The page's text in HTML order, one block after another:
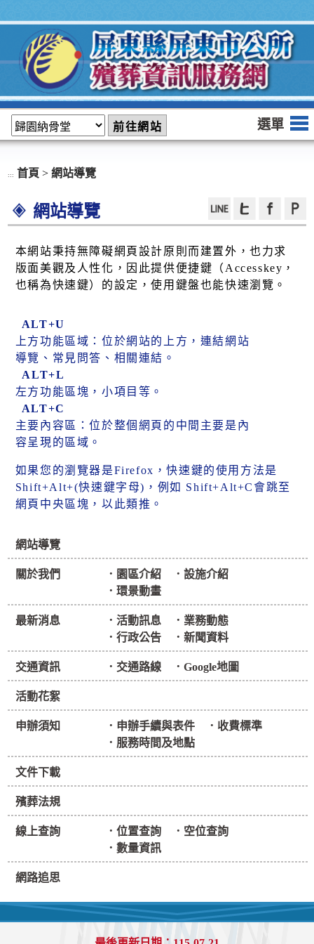
選單
::: 首頁 >網站導覽
網站導覽
本網站秉持無障礙網頁設計原則而建置外，也力求
版面美觀及人性化，因此提供便捷鍵（Accesskey，
也稱為快速鍵）的設定，使用鍵盤也能快速瀏覽。
ALT+U
上方功能區域：位於網站的上方，連結網站
導覽、常見問答、相關連結。
ALT+L
左方功能區塊，小項目等。
ALT+C
主要內容區：位於整個網頁的中間主要是內
容呈現的區域。
如果您的瀏覽器是Firefox，快速鍵的使用方法是
Shift+Alt+(快速鍵字母)，例如 Shift+Alt+C會跳至
網頁中央區塊，以此類推。
網站導覽
關於我們 園區介紹
設施介紹
環景動畫
最新消息 活動訊息
業務動態
行政公告
新聞資料
交通資訊 交通路線 Google地圖
活動花絮
申辦須知 申辦手續與表件
收費標準
服務時間及地點
文件下載
殯葬法規
線上查詢 位置查詢
空位查詢
數量資訊
網路追思